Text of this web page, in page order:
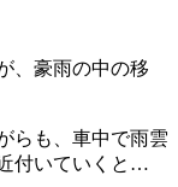
、豪雨の中の移
らも、車中で雨雲
付いていくと…